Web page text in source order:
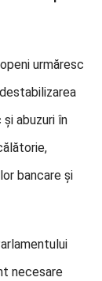
urmăresc
abuzuri în
bancare și
necesare